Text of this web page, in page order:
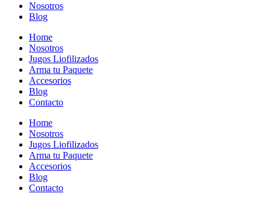
Nosotros
Blog
Home
Nosotros
Jugos Liofilizados
Arma tu Paquete
Accesorios
Blog
Contacto
Home
Nosotros
Jugos Liofilizados
Arma tu Paquete
Accesorios
Blog
Contacto